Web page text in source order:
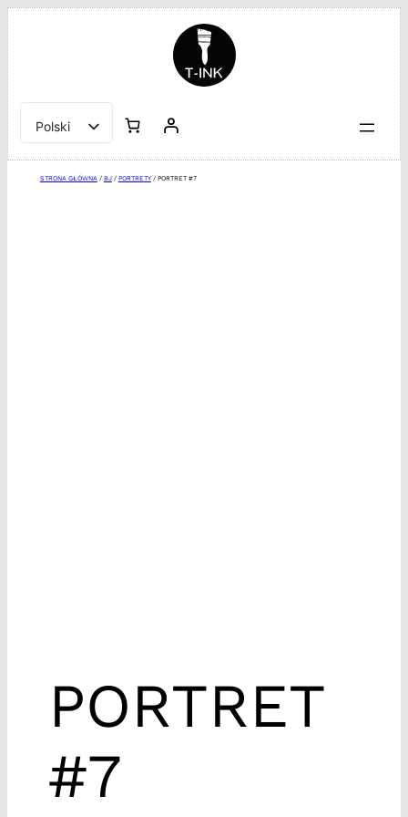
Przejdź
do
treści
Polski
English
STRONA GŁÓWNA / BJ/ PORTRETY/ PORTRET #7
PORTRET
#7